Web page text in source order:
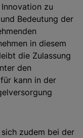
zu
Bedeutung der
in diesem
die Zulassung
den
kann in der
zudem bei der